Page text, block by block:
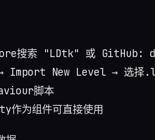
搜索 "LDtk" 或 GitHub:
Import New Level → 选择
脚本